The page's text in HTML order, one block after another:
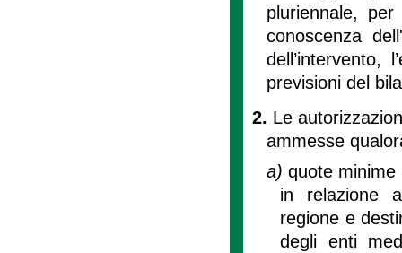
pluriennale,
conoscenza
dell’intervento,
previsioni del
2. Le
ammesse
a) quote
in relazione
regione e
degli enti